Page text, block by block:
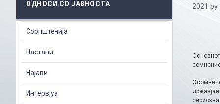
2021 by
ОДНОСИ СО ЈАВНОСТА
Соопштенија
Настани
Најави
Интервјуа